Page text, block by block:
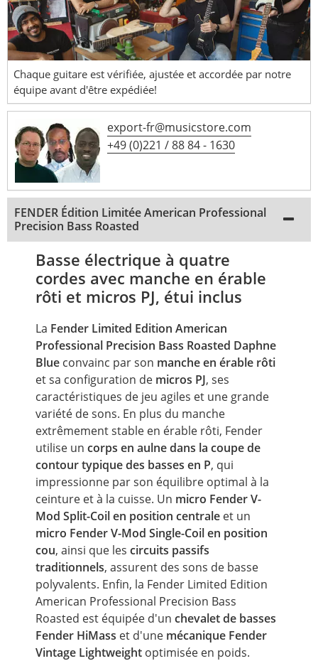
Chaque guitare est vérifiée, ajustée et accordée par notre
équipe avant d'être expédiée!
export-fr@musicstore.com
+49 (0)221 / 88 84 - 1630
FENDER Édition Limitée American Professional
Precision Bass Roasted
Basse électrique à quatre
cordes avec manche en érable
rôti et micros PJ, étui inclus
La Fender Limited Edition American
Professional Precision Bass Roasted Daphne
Blue convainc par son manche en érable rôti
et sa configuration de micros PJ, ses
caractéristiques de jeu agiles et une grande
variété de sons. En plus du manche
extrêmement stable en érable rôti, Fender
utilise un corps en aulne dans la coupe de
contour typique des basses en P, qui
impressionne par son équilibre optimal à la
ceinture et à la cuisse. Un micro Fender V-
Mod Split-Coil en position centrale et un
micro Fender V-Mod Single-Coil en position
cou, ainsi que les circuits passifs
traditionnels, assurent des sons de basse
polyvalents. Enfin, la Fender Limited Edition
American Professional Precision Bass
Roasted est équipée d'un chevalet de basses
Fender HiMass et d'une mécanique Fender
Vintage Lightweight optimisée en poids.